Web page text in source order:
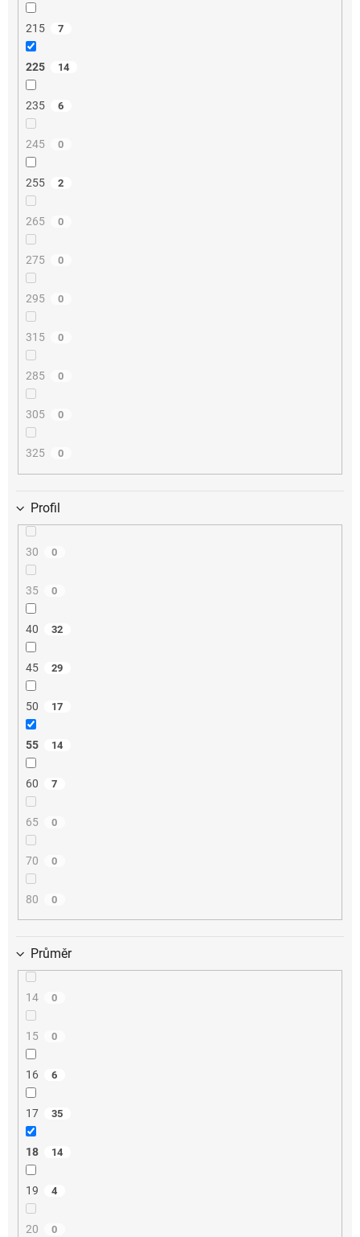
215 7
225 14
235 6
245 0
255 2
265 0
275 0
295 0
315 0
285 0
305 0
325 0
Profil
30 0
35 0
40 32
45 29
50 17
55 14
60 7
65 0
70 0
80 0
Průměr
14 0
15 0
16 6
17 35
18 14
19 4
20 0